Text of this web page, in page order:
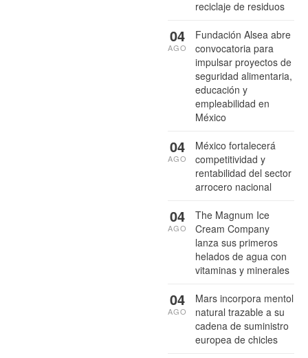
reciclaje de residuos
Fundación Alsea abre
convocatoria para
impulsar proyectos de
seguridad alimentaria,
educación y
empleabilidad en
México
04
AGO
México fortalecerá
competitividad y
rentabilidad del sector
arrocero nacional
04
AGO
The Magnum Ice
Cream Company
lanza sus primeros
helados de agua con
vitaminas y minerales
04
AGO
Mars incorpora mentol
natural trazable a su
cadena de suministro
europea de chicles
04
AGO